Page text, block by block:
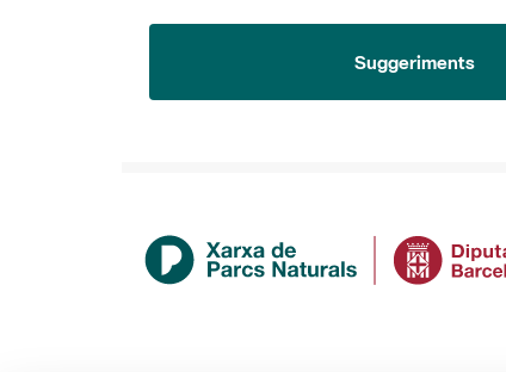
Suggeriments